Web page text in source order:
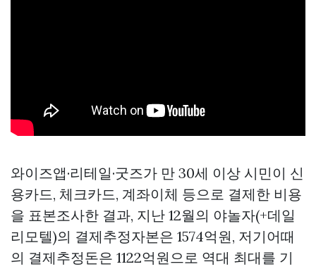
와이즈앱·리테일·굿즈가 만 30세 이상 시민이 신
용카드, 체크카드, 계좌이체 등으로 결제한 비용
을 표본조사한 결과, 지난 12월의 야놀자(+데일
리모텔)의 결제추정자본은 1574억원, 저기어때
의 결제추정돈은 1122억원으로 역대 최대를 기